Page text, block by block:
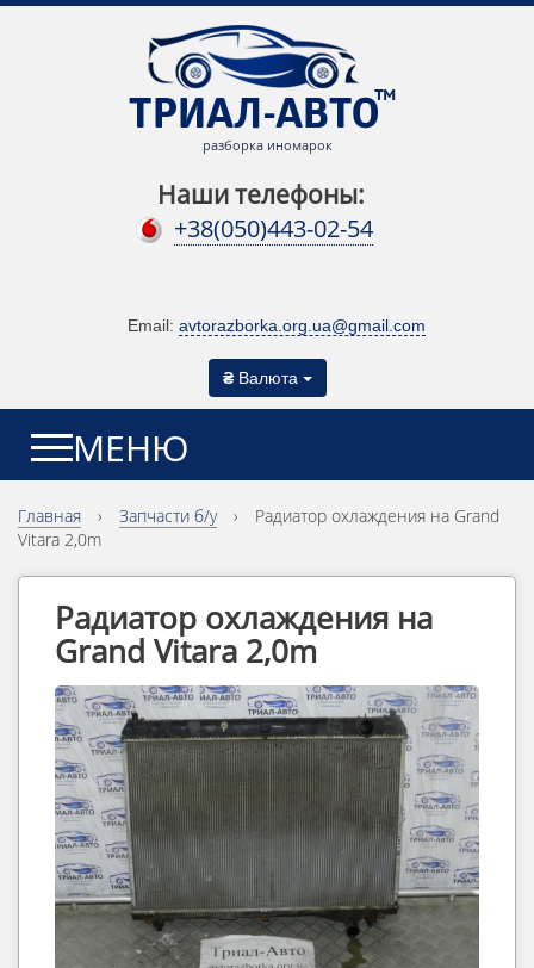
разборка иномарок
Наши телефоны:
+38(050)443-02-54
Email: avtorazborka.org.ua@gmail.com
₴ Валюта
МЕНЮ
Главная › Запчасти б/у ›
Радиатор охлаждения на Grand
Vitara 2,0m
Радиатор охлаждения на
Grand Vitara 2,0m